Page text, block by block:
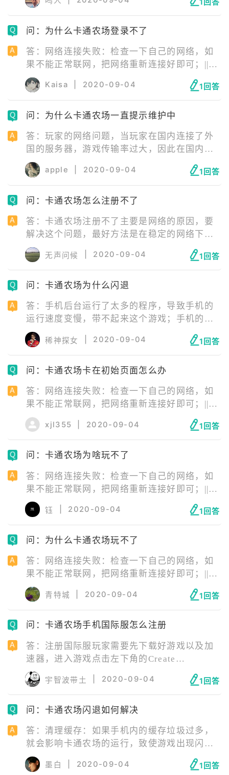
料即可注册成功。
问：为什么卡通农场登录不了
答：网络连接失败：检查一下自己的网络，如
果不能正常联网，把网络重新连接好即可；||服
务器正在维护：等待服务器维修结束即可；||安
装包错误：安装包错误需要玩家卸载游戏后，
去官网下载最新版游戏安装包重新安装游戏。
Kaisa 2020-09-04 1回答
问：为什么卡通农场一直提示维护中
答：玩家的网络问题，当玩家在国内连接了外
国的服务器，游戏传输率过大，因此在国内的
网络根本无法运行。并不是说服务器真的在维
护。解决方法也简单，只要直接使用国内ID挂
一个加速器就能够正常使用了。
apple 2020-09-04 1回答
问：卡通农场怎么注册不了
答：卡通农场注册不了主要是网络的原因，要
解决这个问题，最好方法是在稳定的网络下进
入到游戏名官方网站进行注册。具体步骤是，
先填写注册的邮箱，之后填入生日账号密码，
接着就是注册成功。在注册成功之后，用账号
登录手游游戏名就可以了。
无声问候 2020-09-04 1回答
问：卡通农场为什么闪退
答：手机后台运行了太多的程序，导致手机的
运行速度变慢，带不起来这个游戏；手机的内
存不够，导致无法加载游戏；手机后台运行了
一些与这款游戏不兼容的软件；就是游戏本身
的数据包损坏了，或者游戏在升级时，升级包
被损坏了，从而导致了游戏闪退。
稀神探女 2020-09-04 1回答
问：卡通农场卡在初始页面怎么办
答：网络连接失败：检查一下自己的网络，如
果不能正常联网，把网络重新连接好即可；||服
务器正在维护：等待服务器维修结束即可；||安
装包错误：安装包错误需要玩家卸载游戏后，
去官网下载最新版游戏安装包重新安装游戏。
xjl355 2020-09-04 1回答
问：卡通农场为啥玩不了
答：网络连接失败：检查一下自己的网络，如
果不能正常联网，把网络重新连接好即可；||服
务器正在维护：等待服务器维修结束即可；||安
装包错误：安装包错误需要玩家卸载游戏后，
去官网下载最新版游戏安装包重新安装游戏；||
手机配置不够：更换手机即可。
钰 2020-09-04 1回答
问：为什么卡通农场玩不了
答：网络连接失败：检查一下自己的网络，如
果不能正常联网，把网络重新连接好即可；||服
务器正在维护：等待服务器维修结束即可；||安
装包错误：安装包错误需要玩家卸载游戏后，
去官网下载最新版游戏安装包重新安装游戏；||
手机配置不够：更换手机即可。
青特城 2020-09-04 1回答
问：卡通农场手机国际服怎么注册
答：注册国际服玩家需要先下载好游戏以及加
速器，进入游戏点击左下角的Create
account，这个就是注册新账号，填写好相应资
料即可注册成功。
宇智波带土 2020-09-04 1回答
问：卡通农场闪退如何解决
答：清理缓存：如果手机内的缓存垃圾过多，
就会影响卡通农场的运行，致使游戏出现闪退
的情况。因此，在遇到闪退时，要及时清理内
存；||退出后台应用：后台运行的应用过多，就
墨白 2020-09-04 1回答